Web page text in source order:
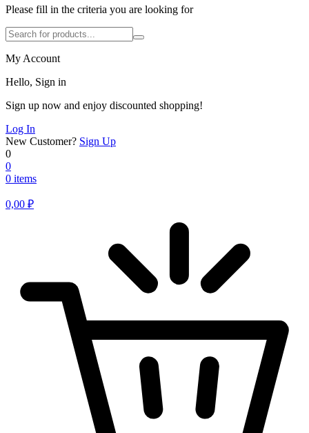
Please fill in the criteria you are looking for
My Account
Hello, Sign in
Sign up now and enjoy discounted shopping!
Log In
New Customer? Sign Up
0
0
0 items
0,00 ₽